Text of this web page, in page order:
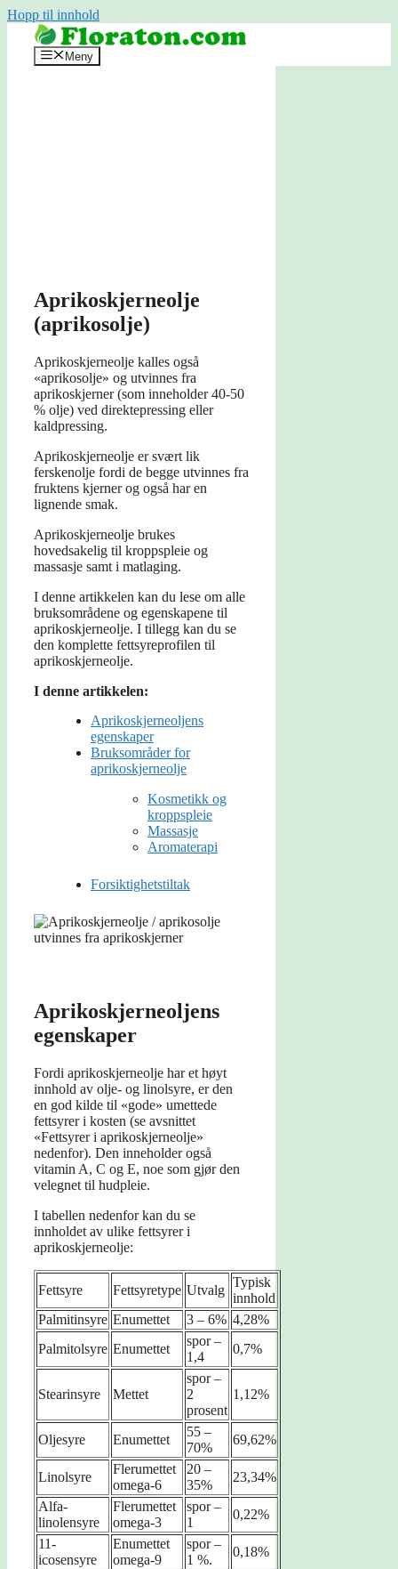
Hopp til innhold
Meny
Aprikoskjerneolje
(aprikosolje)
Aprikoskjerneolje kalles også
«aprikosolje» og utvinnes fra
aprikoskjerner (som inneholder 40-50
% olje) ved direktepressing eller
kaldpressing.
Aprikoskjerneolje er svært lik
ferskenolje fordi de begge utvinnes fra
fruktens kjerner og også har en
lignende smak.
Aprikoskjerneolje brukes
hovedsakelig til kroppspleie og
massasje samt i matlaging.
I denne artikkelen kan du lese om alle
bruksområdene og egenskapene til
aprikoskjerneolje. I tillegg kan du se
den komplette fettsyreprofilen til
aprikoskjerneolje.
I denne artikkelen:
Aprikoskjerneoljens
egenskaper
Bruksområder for
aprikoskjerneolje
Kosmetikk og
kroppspleie
Massasje
Aromaterapi
Forsiktighetstiltak
Aprikoskjerneoljens
egenskaper
Fordi aprikoskjerneolje har et høyt
innhold av olje- og linolsyre, er den
en god kilde til «gode» umettede
fettsyrer i kosten (se avsnittet
«Fettsyrer i aprikoskjerneolje»
nedenfor). Den inneholder også
vitamin A, C og E, noe som gjør den
velegnet til hudpleie.
I tabellen nedenfor kan du se
innholdet av ulike fettsyrer i
aprikoskjerneolje:
Fettsyre Fettsyretype Utvalg
Typisk
innhold
Palmitinsyre Enumettet 3 – 6% 4,28%
Palmitolsyre Enumettet
spor –
1,4
0,7%
Stearinsyre Mettet
spor –
2
prosent
1,12%
Oljesyre Enumettet
55 –
70%
69,62%
Linolsyre
Flerumettet
omega-6
20 –
35%
23,34%
Alfa-
linolensyre
Flerumettet
omega-3
spor –
1
0,22%
11-
icosensyre
Enumettet
omega-9
spor –
1 %.
0,18%